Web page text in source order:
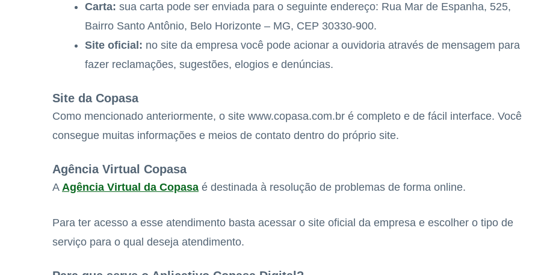
Carta: sua carta pode ser enviada para o seguinte endereço: Rua Mar de Espanha, 525,
Bairro Santo Antônio, Belo Horizonte – MG, CEP 30330-900.
Site oficial: no site da empresa você pode acionar a ouvidoria através de mensagem para
fazer reclamações, sugestões, elogios e denúncias.
Site da Copasa
Como mencionado anteriormente, o site www.copasa.com.br é completo e de fácil interface. Você
consegue muitas informações e meios de contato dentro do próprio site.
Agência Virtual Copasa
A Agência Virtual da Copasa é destinada à resolução de problemas de forma online.
Para ter acesso a esse atendimento basta acessar o site oficial da empresa e escolher o tipo de
serviço para o qual deseja atendimento.